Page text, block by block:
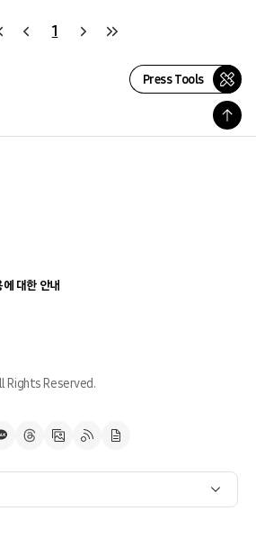
1
Press Tools
대한 안내
Rights Reserved.